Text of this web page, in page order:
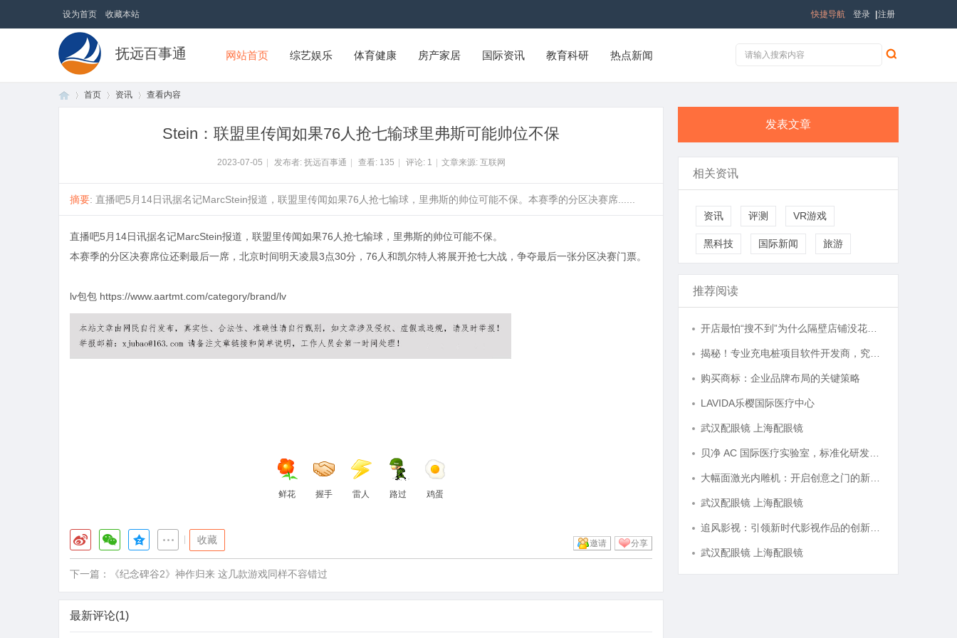
设为首页 收藏本站 登录 注册
快捷导航
抚远百事通 网站首页 综艺娱乐 体育健康 房产家居 国际资讯 教育科研 热点新闻
首页 资讯 查看内容
Stein：联盟里传闻如果76人抢七输球里弗斯可能帅位不保
2023-07-05 发布者: 抚远百事通 查看: 135 评论: 1 文章来源: 互联网
摘要: 直播吧5月14日讯据名记MarcStein报道，联盟里传闻如果76人抢七输球，里弗斯的帅位可能不保。本赛季的分区决赛席......
直播吧5月14日讯据名记MarcStein报道，联盟里传闻如果76人抢七输球，里弗斯的帅位可能不保。
本赛季的分区决赛席位还剩最后一席，北京时间明天凌晨3点30分，76人和凯尔特人将展开抢七大战，争夺最后一张分区决赛门票。
lv包包 https://www.aartmt.com/category/brand/lv
鲜花 握手 雷人 路过 鸡蛋
收藏 分享
邀请
下一篇： 《纪念碑谷2》神作归来 这几款游戏同样不容错过
最新评论(1)
发表文章
相关资讯
资讯 评测 VR游戏
黑科技 国际新闻 旅游
推荐阅读
购买商标：企业品牌布局的关键策略
LAVIDA乐樱国际医疗中心
武汉配眼镜 上海配眼镜
武汉配眼镜 上海配眼镜
武汉配眼镜 上海配眼镜